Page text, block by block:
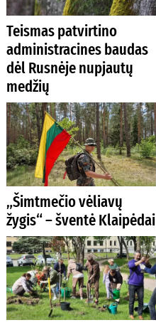
Teismas patvirtino
administracines baudas
dėl Rusnėje nupjautų
medžių
„Šimtmečio vėliavų
žygis“ – šventė Klaipėdai